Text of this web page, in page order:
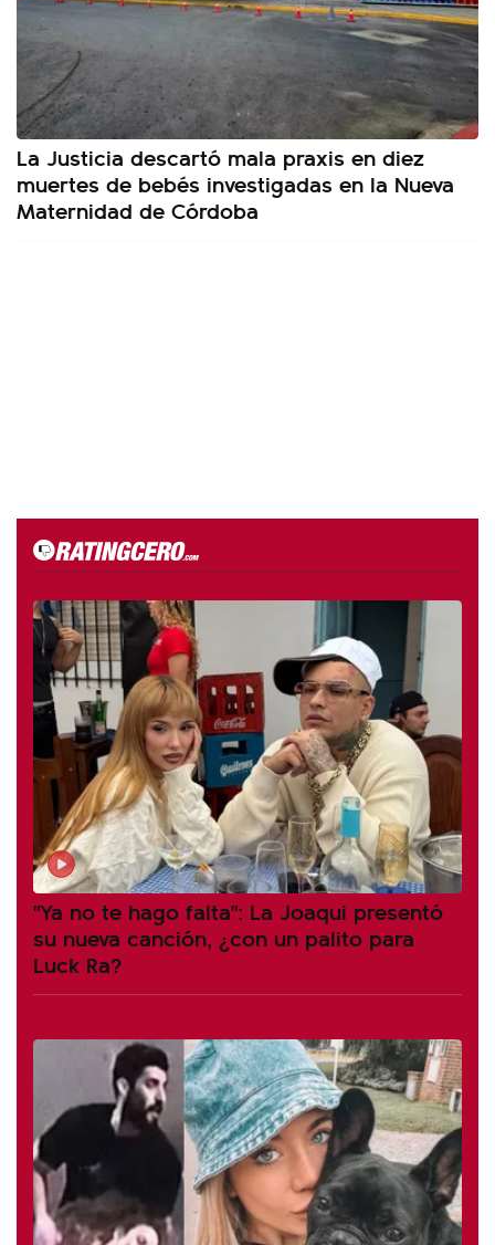
La Justicia descartó mala praxis en diez
muertes de bebés investigadas en la Nueva
Maternidad de Córdoba
"Ya no te hago falta": La Joaqui presentó
su nueva canción, ¿con un palito para
Luck Ra?